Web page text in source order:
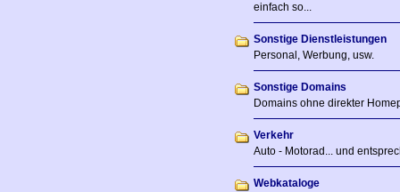
einfach so...
Sonstige Dienstleistungen
Personal, Werbung, usw.
Sonstige Domains
Domains ohne direkter
Verkehr
Auto - Motorad... und
Webkataloge